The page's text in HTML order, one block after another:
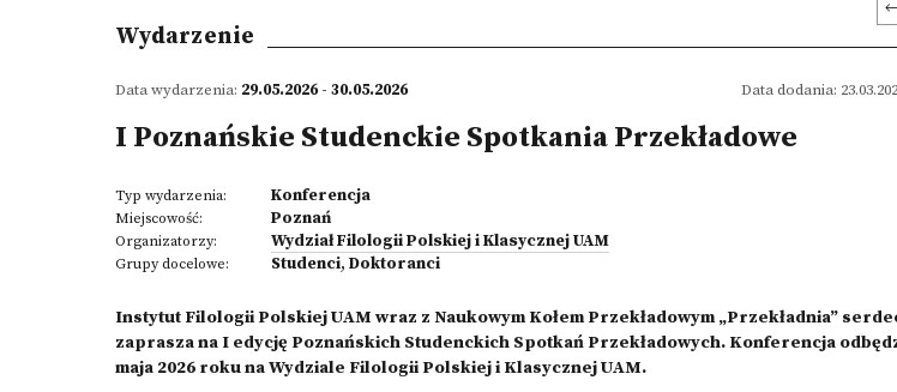
Wydarzenie
Data wydarzenia: 29.05.2026 - 30.05.2026 Data dodania:
I Poznańskie Studenckie Spotkania Przekładowe
Typ wydarzenia: Konferencja
Miejscowość: Poznań
Organizatorzy: Wydział Filologii Polskiej i Klasycznej UAM
Grupy docelowe: Studenci, Doktoranci
Instytut Filologii Polskiej UAM wraz z Naukowym Kołem Przekładowym „Przekładnia”
zaprasza na I edycję Poznańskich Studenckich Spotkań Przekładowych. Konferencja
maja 2026 roku na Wydziale Filologii Polskiej i Klasycznej UAM.